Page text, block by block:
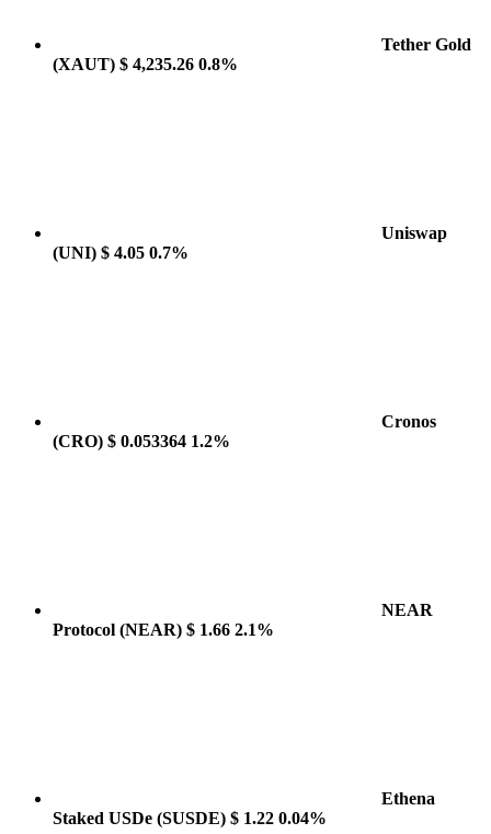
Tether Gold
(XAUT) $ 4,235.26 0.8%
Uniswap
(UNI) $ 4.05 0.7%
Cronos
(CRO) $ 0.053364 1.2%
NEAR
Protocol (NEAR) $ 1.66 2.1%
Ethena
Staked USDe (SUSDE) $ 1.22 0.04%